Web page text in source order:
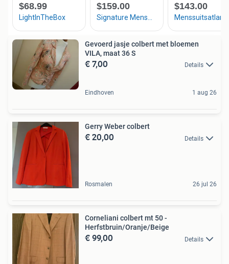
Gevoerd jasje colbert met bloemen
VILA, maat 36 S
€ 7,00 Details
Eindhoven 1 aug 26
Gerry Weber colbert
€ 20,00 Details
Rosmalen 26 jul 26
Corneliani colbert mt 50 -
Herfstbruin/Oranje/Beige
€ 99,00 Details